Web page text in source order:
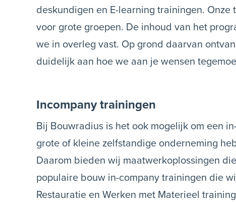
deskundigen en E-learning trainingen.
voor grote groepen. De inhoud van het
we in overleg vast. Op grond daarvan
duidelijk aan hoe we aan je wensen
Incompany trainingen
Bij Bouwradius is het ook mogelijk om een
grote of kleine zelfstandige onderneming
Daarom bieden wij maatwerkoplossingen
populaire bouw in-company trainingen die
Restauratie en Werken met Materieel